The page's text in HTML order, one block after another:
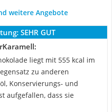
weitere Angebote
SEHR GUT
liegt mit 555 kcal im
zu anderen
Konservierungs- und
aufgefallen, dass sie